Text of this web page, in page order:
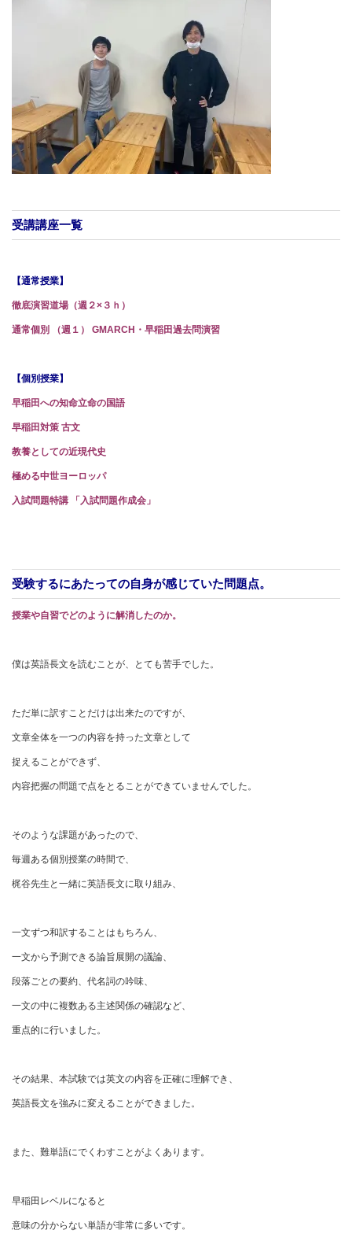
受講講座一覧
【通常授業】
徹底演習道場（週２×３ｈ）
通常個別 （週１） GMARCH・早稲田過去問演習
【個別授業】
早稲田への知命立命の国語
早稲田対策 古文
教養としての近現代史
極める中世ヨーロッパ
入試問題特講 「入試問題作成会」
受験するにあたっての自身が感じていた問題点。
授業や自習でどのように解消したのか。
僕は英語長文を読むことが、とても苦手でした。
ただ単に訳すことだけは出来たのですが、
文章全体を一つの内容を持った文章として
捉えることができず、
内容把握の問題で点をとることができていませんでした。
そのような課題があったので、
毎週ある個別授業の時間で、
梶谷先生と一緒に英語長文に取り組み、
一文ずつ和訳することはもちろん、
一文から予測できる論旨展開の議論、
段落ごとの要約、代名詞の吟味、
一文の中に複数ある主述関係の確認など、
重点的に行いました。
その結果、本試験では英文の内容を正確に理解でき、
英語長文を強みに変えることができました。
また、難単語にでくわすことがよくあります。
早稲田レベルになると
意味の分からない単語が非常に多いです。